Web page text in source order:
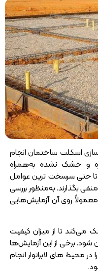
اسکلت ساختمان انجام
و خشک نشده به‌همراه
حتی سرسخت ترین عوامل
بگذارند. به‌منظور بررسی
معمولاً روی آن آزمایش‌هایی
می‌کند تا از میزان کیفیت
شود. برخی از این آزمایش‌ها
محیط‌ های لابراتوار انجام